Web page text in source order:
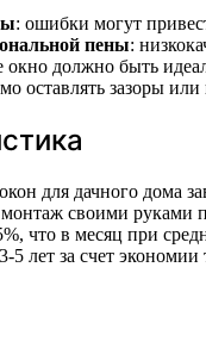
: ошибки могут
пены:
окно должно быть
оставлять зазоры
для дачного дома
своими руками
что в месяц при
5 лет за счет